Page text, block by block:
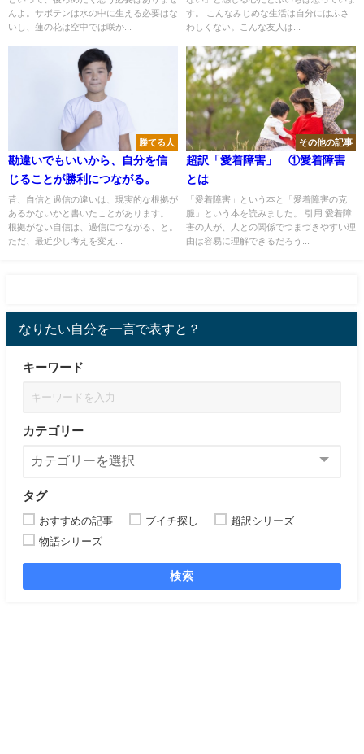
んよ。サボテンは水の中に生える必要はな
いし、蓮の花は空中では咲か...
す。 こんなみじめな生活は自分にはふさ
わしくない。こんな友人は...
勝てる人
勘違いでもいいから、自分を信
じることが勝利につながる。
昔、自信と過信の違いは、現実的な根拠が
あるかないかと書いたことがあります。
根拠がない自信は、過信につながる、と。
ただ、最近少し考えを変え...
その他の記事
超訳「愛着障害」 ①愛着障害
とは
「愛着障害」という本と「愛着障害の克
服」という本を読みました。 引用 愛着障
害の人が、人との関係でつまづきやすい理
由は容易に理解できるだろう...
なりたい自分を一言で表すと？
キーワード
カテゴリー
タグ
おすすめの記事 ブイチ探し
超訳シリーズ
物語シリーズ
検索